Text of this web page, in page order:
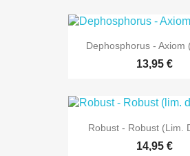
Dephosphorus - Axiom
13,95 €
Robust - Robust (lim.
14,95 €